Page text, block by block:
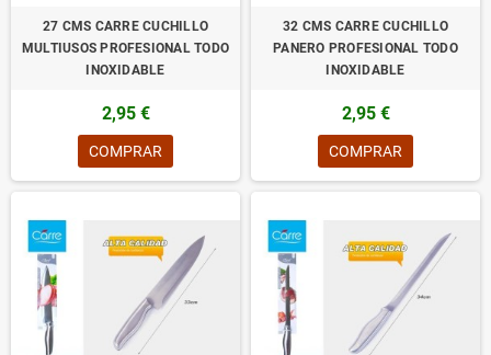
27 CMS CARRE CUCHILLO
MULTIUSOS PROFESIONAL TODO
INOXIDABLE
2,95 €
COMPRAR
32 CMS CARRE CUCHILLO
PANERO PROFESIONAL TODO
INOXIDABLE
2,95 €
COMPRAR